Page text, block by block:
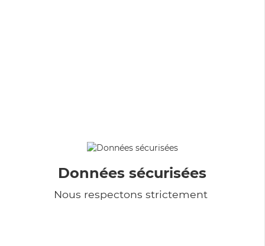
Données sécurisées
Nous respectons strictement